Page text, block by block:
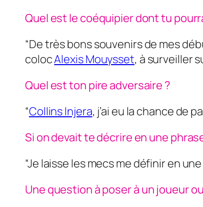
Quel est le coéquipier dont tu
“De très bons souvenirs de mes
colocAlexis Mouysset, à surveiller
Quel est ton pire adversaire ?
“Collins Injera, j’ai eu la chance de
Si on devait te décrire en une
“Je laisse les mecs me définir en une
Une question à poser à un joueur